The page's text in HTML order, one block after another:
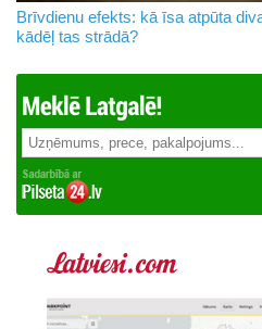
Brīvdienu efekts: kā īsa atpūta
kādēļ tas strādā?